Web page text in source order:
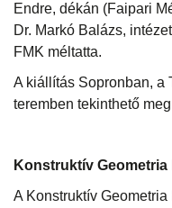
Endre, dékán (Faipari
Dr. Markó Balázs,
FMK méltatta.
A kiállítás Sopronban, a
teremben tekinthető
Konstruktív
A Konstruktív